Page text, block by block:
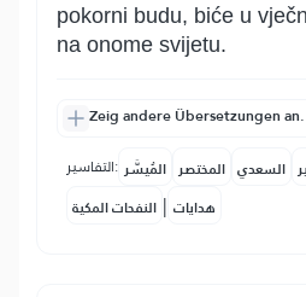
pokorni budu, biće u
na onome svijetu.
Zeig andere Übersetzungen an.
التفاسير: المُيسَّر المختصر السعدي
النفحات المكية | هدايات